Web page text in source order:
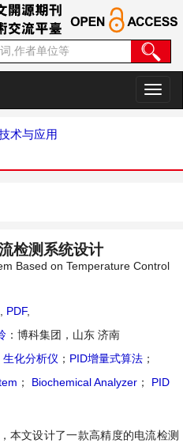
切
换
术与应用
检测系统设计
Based on Temperature Control
PDF,
：博科集团，山东 济南
生化分析仪 ； PID增量式算法 ；
； Biochemical Analyzer ；
PID
本文设计了一款高精度的电流检测